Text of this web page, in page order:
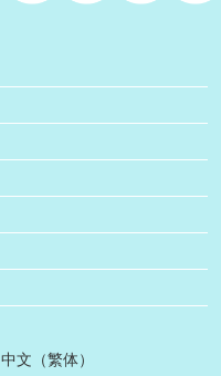
中文（繁体）